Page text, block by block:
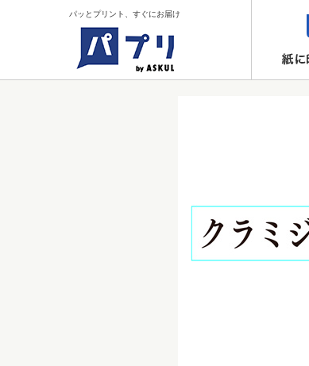
パッとプリント、すぐにお届け